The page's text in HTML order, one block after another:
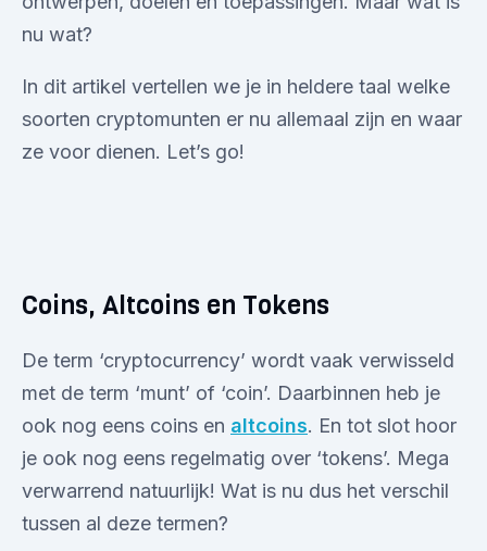
nu wat?
In dit artikel vertellen we je in heldere taal welke
soorten cryptomunten er nu allemaal zijn en waar
ze voor dienen. Let’s go!
Coins, Altcoins en Tokens
De term ‘cryptocurrency’ wordt vaak verwisseld
met de term ‘munt’ of ‘coin’. Daarbinnen heb je
ook nog eens coins en altcoins. En tot slot hoor
je ook nog eens regelmatig over ‘tokens’. Mega
verwarrend natuurlijk! Wat is nu dus het verschil
tussen al deze termen?